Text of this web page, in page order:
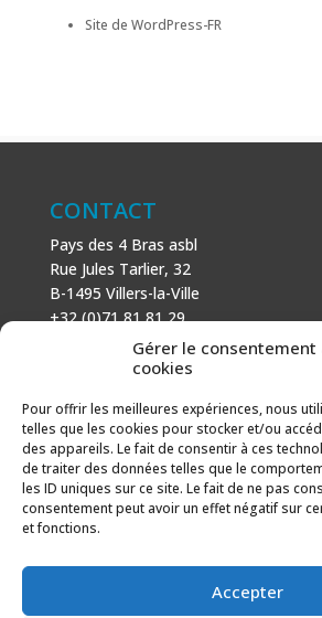
Gérer le consentement
cookies
Pour offrir les meilleures expériences, nous
telles que les cookies pour stocker et/ou
des appareils. Le fait de consentir à ces
de traiter des données telles que le
les ID uniques sur ce site. Le fait de ne pas
consentement peut avoir un effet négatif sur
et fonctions.
Accepter
Site de WordPress-FR
CONTACT
Pays des 4 Bras asbl
Rue Jules Tarlier, 32
B-1495 Villers-la-Ville
+32 (0)71 81 81 29
N° d’entreprise : 666 464 432
Mentions légales
AVEC LE SOUTIEN DE
Fonds européen agricole pour le
l’Europe investit dans les zones